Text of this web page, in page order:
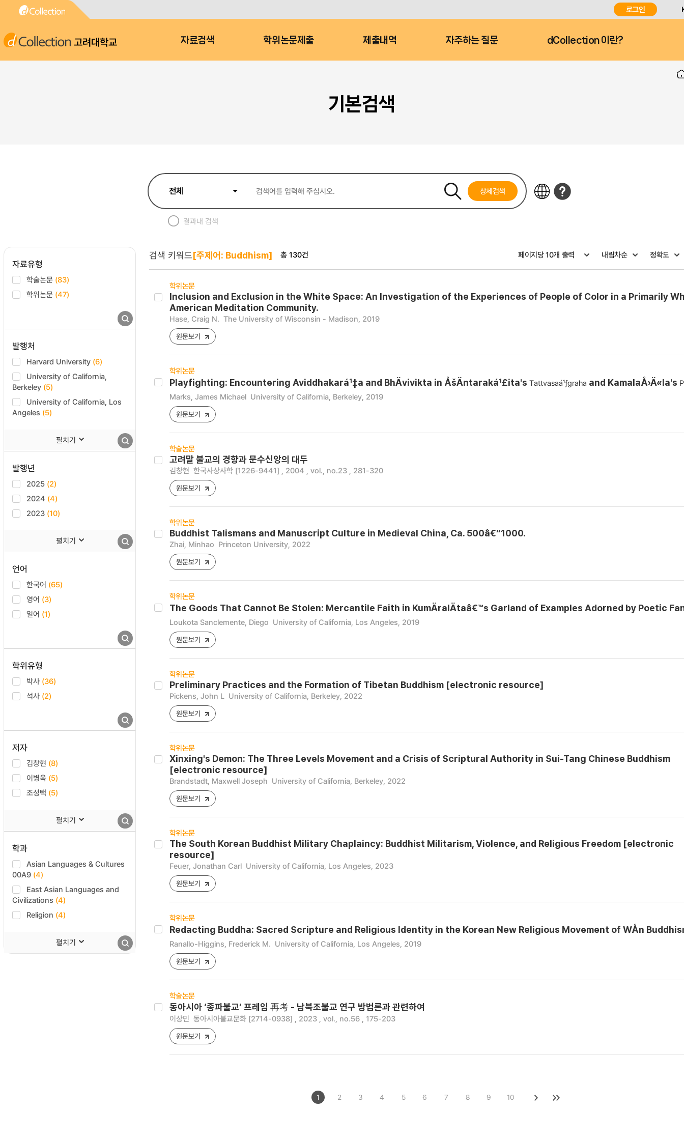
로그인
고려대학교 자료검색 학위논문제출 제출내역 자주하는 질문 dCollection 이란?
기본검색
상세검색
결과내 검색
자료유형
학술논문 (83)
학위논문 (47)
발행처
Harvard University (6)
University of California,
Berkeley (5)
University of California, Los
Angeles (5)
펼치기
발행년
2025 (2)
2024 (4)
2023 (10)
펼치기
언어
한국어 (65)
영어 (3)
일어 (1)
학위유형
박사 (36)
석사 (2)
저자
김창현 (8)
이병욱 (5)
조성택 (5)
펼치기
학과
Asian Languages & Cultures
00A9 (4)
East Asian Languages and
Civilizations (4)
Religion (4)
펼치기
검색 키워드[주제어: Buddhism] 총 130건
학위논문
Inclusion and Exclusion in the White Space: An Investigation of the Experiences of People of Color in a Primarily
American Meditation Community.
Hase, Craig N. The University of Wisconsin - Madison, 2019
원문보기
학위논문
Playfighting: Encountering Aviddhakará¹‡a and BhÄvivikta in ÅšÄntaraká¹£ita's Tattvasaá¹ƒgraha and KamalaÅ›Ä«la's
Marks, James Michael University of California, Berkeley, 2019
원문보기
학술논문
고려말 불교의 경향과 문수신앙의 대두
김창현 한국사상사학 [1226-9441] , 2004 , vol., no.23 , 281-320
원문보기
학위논문
Buddhist Talismans and Manuscript Culture in Medieval China, Ca. 500â€“1000.
Zhai, Minhao Princeton University, 2022
원문보기
학위논문
The Goods That Cannot Be Stolen: Mercantile Faith in KumÄralÄtaâ€™s Garland of Examples Adorned by Poetic
Loukota Sanclemente, Diego University of California, Los Angeles, 2019
원문보기
학위논문
Preliminary Practices and the Formation of Tibetan Buddhism [electronic resource]
Pickens, John L University of California, Berkeley, 2022
원문보기
학위논문
Xinxing's Demon: The Three Levels Movement and a Crisis of Scriptural Authority in Sui-Tang Chinese Buddhism
[electronic resource]
Brandstadt, Maxwell Joseph University of California, Berkeley, 2022
원문보기
학위논문
The South Korean Buddhist Military Chaplaincy: Buddhist Militarism, Violence, and Religious Freedom [electronic
resource]
Feuer, Jonathan Carl University of California, Los Angeles, 2023
원문보기
학위논문
Redacting Buddha: Sacred Scripture and Religious Identity in the Korean New Religious Movement of WÅn
Ranallo-Higgins, Frederick M. University of California, Los Angeles, 2019
원문보기
학술논문
동아시아 ‘종파불교’ 프레임 再考 - 남북조불교 연구 방법론과 관련하여
이상민 동아시아불교문화 [2714-0938] , 2023 , vol., no.56 , 175-203
원문보기
1 2 3 4 5 6 7 8 9 10